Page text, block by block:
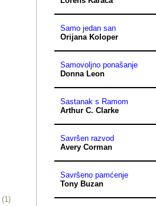
(1)
Samo jedan san
Orijana Koloper
Samovoljno ponašanje
Donna Leon
Sastanak s Ramom
Arthur C. Clarke
Savršen razvod
Avery Corman
Savršeno pamćenje
Tony Buzan